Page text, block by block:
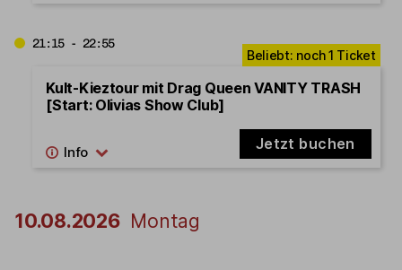
21:15 - 22:55
Kult-Kieztour mit Drag Queen VANITY TRASH
[Start: Olivias Show Club]
Jetzt buchen
10.08.2026 Montag